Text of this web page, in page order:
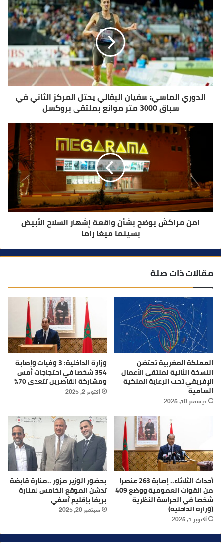
إ
ل
ك
ت
ر
و
ن
ي
الدوري الماسي: سفيان البقالي يحتل المركز الثاني في
سباق 3000 متر موانع بملتقى بروكسل
امن مراكش يوضح بشأن واقعة إشهار السلاح الأبيض
بسينما ميغا راما
مقالات ذات صلة
المملكة المغربية تحتضن
النسخة الثانية لملتقى الأعمال
الإفريقي تحت الرعاية الملكية
السامية
ديسمبر 10, 2025
وزارة الداخلية: 3 وفيات وإصابة
354 شخصا في احتجاجات أمس
ومشاركة القاصرين تتعدى 70%
أكتوبر 2, 2025
‎أحداث الثلاثاء.. إصابة 263 عنصرا
من القوات العمومية ووضع 409
شخصا في الحراسة النظرية
(وزارة الداخلية)
أكتوبر 1, 2025
بحضور الوزير مزور ..منارة قابضة
تدشن الموقع الخامس لمنارة
بريفا بإقليم آسفي
سبتمبر 20, 2025